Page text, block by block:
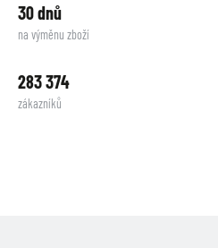
30 dnů
na výměnu zboží
283 374
zákazníků